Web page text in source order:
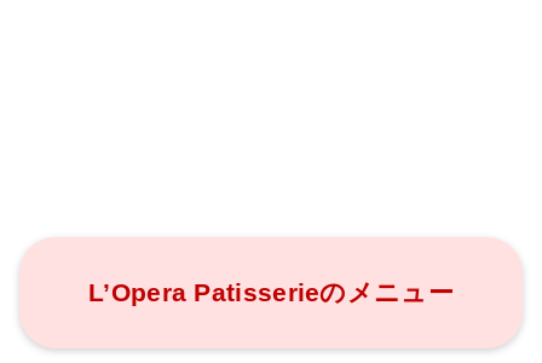
L’Opera Patisserieのメニュー